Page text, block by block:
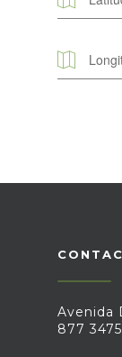
Avenida
877